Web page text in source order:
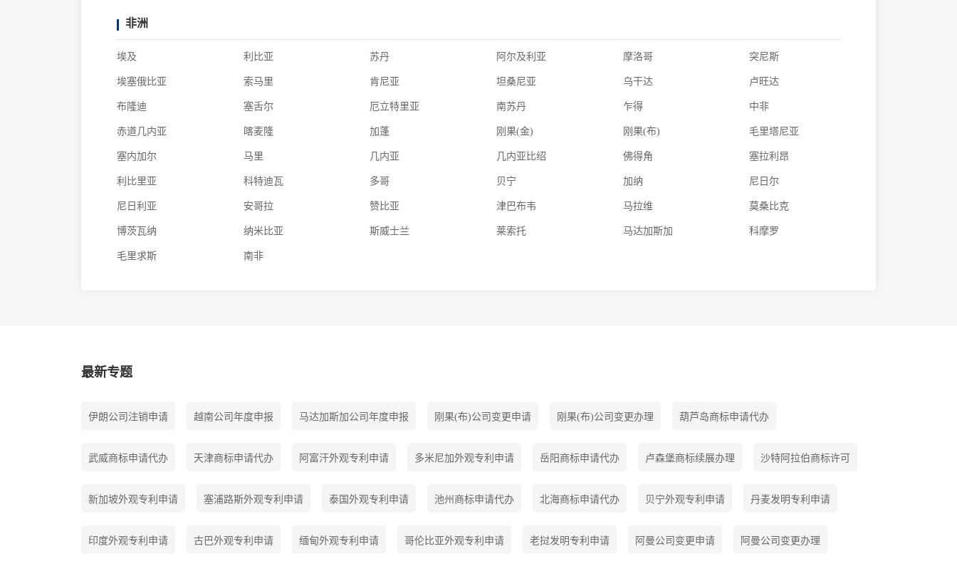
非洲
埃及 利比亚 苏丹 阿尔及利亚 摩洛哥 突尼斯
埃塞俄比亚 索马里 肯尼亚 坦桑尼亚 乌干达 卢旺达
布隆迪 塞舌尔 厄立特里亚 南苏丹 乍得 中非
赤道几内亚 喀麦隆 加蓬 刚果(金) 刚果(布) 毛里塔尼亚
塞内加尔 马里 几内亚 几内亚比绍 佛得角 塞拉利昂
利比里亚 科特迪瓦 多哥 贝宁 加纳 尼日尔
尼日利亚 安哥拉 赞比亚 津巴布韦 马拉维 莫桑比克
博茨瓦纳 纳米比亚 斯威士兰 莱索托 马达加斯加 科摩罗
毛里求斯 南非
最新专题
伊朗公司注销申请 越南公司年度申报 马达加斯加公司年度申报 刚果(布)公司变更申请 刚果(布)公司变更办理 葫芦岛商标申请代办
武威商标申请代办 天津商标申请代办 阿富汗外观专利申请 多米尼加外观专利申请 岳阳商标申请代办 卢森堡商标续展办理 沙特阿拉伯商标许可
新加坡外观专利申请 塞浦路斯外观专利申请 泰国外观专利申请 池州商标申请代办 北海商标申请代办 贝宁外观专利申请 丹麦发明专利申请
印度外观专利申请 古巴外观专利申请 缅甸外观专利申请 哥伦比亚外观专利申请 老挝发明专利申请 阿曼公司变更申请 阿曼公司变更办理